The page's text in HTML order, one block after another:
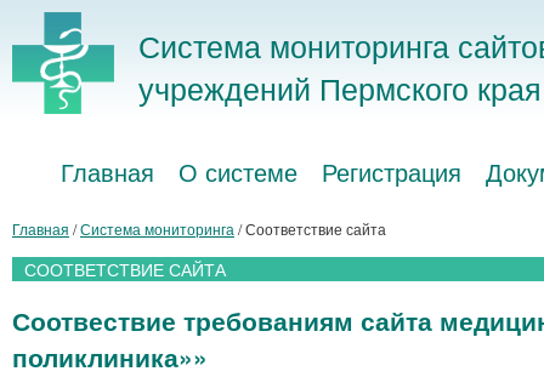
Система мониторинга
учреждений Пермского края
Главная О системе Регистрация
Главная /Система мониторинга / Соответствие сайта
СООТВЕТСТВИЕ САЙТА
Соотвествие требованиям сайта
поликлиника»»